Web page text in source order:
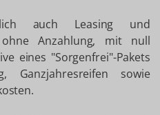
auch Leasing und
Anzahlung, mit null
eines "Sorgenfrei"-Pakets
Ganzjahresreifen sowie